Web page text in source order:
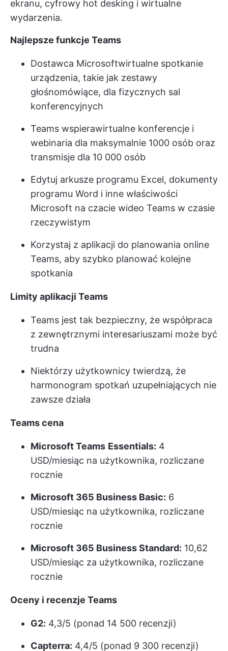
ekranu, cyfrowy hot desking i wirtualne
wydarzenia.
Najlepsze funkcje Teams
Dostawca Microsoftwirtualne spotkanie
urządzenia, takie jak zestawy
głośnomówiące, dla fizycznych sal
konferencyjnych
Teams wspierawirtualne konferencje i
webinaria dla maksymalnie 1000 osób oraz
transmisje dla 10 000 osób
Edytuj arkusze programu Excel, dokumenty
programu Word i inne właściwości
Microsoft na czacie wideo Teams w czasie
rzeczywistym
Korzystaj z aplikacji do planowania online
Teams, aby szybko planować kolejne
spotkania
Limity aplikacji Teams
Teams jest tak bezpieczny, że współpraca
z zewnętrznymi interesariuszami może być
trudna
Niektórzy użytkownicy twierdzą, że
harmonogram spotkań uzupełniających nie
zawsze działa
Teamscena
Microsoft Teams Essentials: 4
USD/miesiąc na użytkownika, rozliczane
rocznie
Microsoft 365 Business Basic: 6
USD/miesiąc na użytkownika, rozliczane
rocznie
Microsoft 365 Business Standard: 10,62
USD/miesiąc za użytkownika, rozliczane
rocznie
Oceny i recenzje Teams
G2: 4,3/5 (ponad 14 500 recenzji)
Capterra: 4,4/5 (ponad 9 300 recenzji)